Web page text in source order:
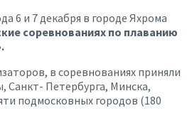
6 и 7 декабря в городе Яхрома
соревнованиях по плаванию
в соревнованиях приняли
Санкт- Петербурга, Минска,
подмосковных городов (180